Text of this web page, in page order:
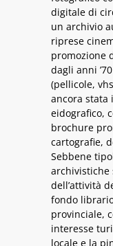
digitale di
un archivio
riprese
promozione
dagli anni
(pellicole,
ancora stata
eidografico,
brochure
cartografie,
Sebbene
dell’attività
fondo
provinciale,
interesse
locale e la